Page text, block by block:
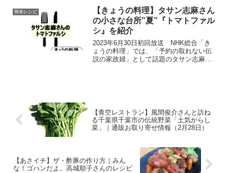
ピです。１０代のための料理研究企画チ
ーズ編「料理ッ...
簡単レシピ
【きょうの料理】タサン志麻さん
の小さな台所”夏”『トマトファル
シ』を紹介
2023年6月30日初回放送 NHK総合「き
ょうの料理」では、「予約の取れない伝
説の家政婦」として話題のタサン志麻さ
【青空レストラン】風間俊介さんと訪ね
る千葉県千葉市の伝統野菜「土気からし
菜」｜通販お取り寄せ情報（2月28日）
【あさイチ】ザ・酢豚の作り方｜みん
な！ゴハンだよ。高城順子さんのレシピ